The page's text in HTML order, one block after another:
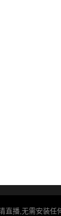
播,无需安装